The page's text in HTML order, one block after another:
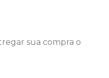
sua compra o